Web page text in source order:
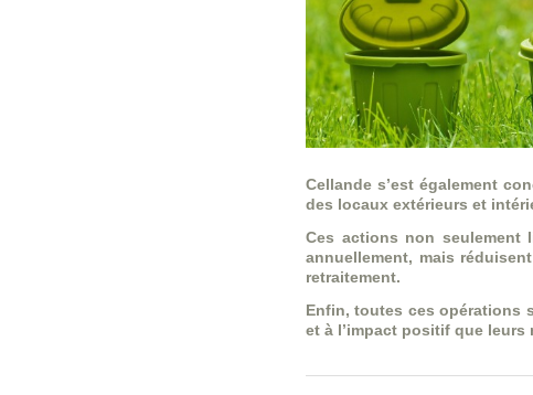
Cellande s’est également
des locaux extérieurs et
Ces actions non seulement
annuellement, mais
retraitement.
Enfin, toutes ces opérations
et à l’impact positif que